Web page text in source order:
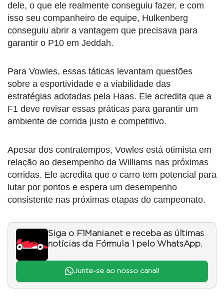
dele, o que ele realmente conseguiu fazer, e com
isso seu companheiro de equipe, Hulkenberg
conseguiu abrir a vantagem que precisava para
garantir o P10 em Jeddah.
Para Vowles, essas táticas levantam questões
sobre a esportividade e a viabilidade das
estratégias adotadas pela Haas. Ele acredita que a
F1 deve revisar essas práticas para garantir um
ambiente de corrida justo e competitivo.
Apesar dos contratempos, Vowles está otimista em
relação ao desempenho da Williams nas próximas
corridas. Ele acredita que o carro tem potencial para
lutar por pontos e espera um desempenho
consistente nas próximas etapas do campeonato.
Siga o F1Mania.net e receba as últimas
notícias da Fórmula 1 pelo WhatsApp.
Junte-se ao nosso canal!